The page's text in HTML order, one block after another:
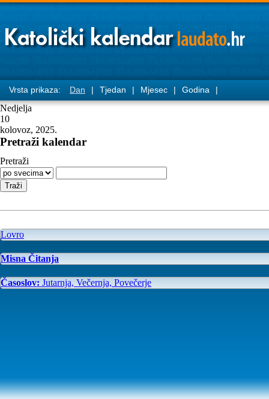
Vrsta prikaza: Dan | Tjedan | Mjesec | Godina |
Nedjelja
10
kolovoz, 2025.
Pretraži kalendar
Pretraži
Lovro
Misna Čitanja
Časoslov: Jutarnja, Večernja, Povečerje